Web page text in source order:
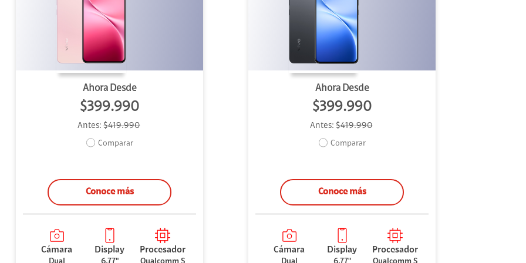
Ahora Desde
$399.990
Antes:$419.990
Comparar
Conoce más
Cámara Display Procesador
Ahora Desde
$399.990
Antes:$419.990
Comparar
Conoce más
Cámara Display Procesador